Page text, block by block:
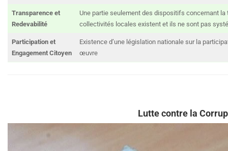
Transparence et
Redevabilité
Une partie seulement des dispositifs concernant
collectivités locales existent et ils ne sont pas
Participation et
Engagement Citoyen
Existence d’une législation nationale sur la
œuvre
Lutte contre la